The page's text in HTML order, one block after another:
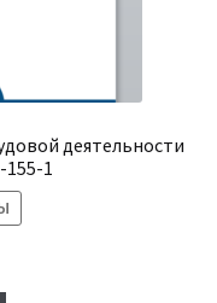
деятельности
1